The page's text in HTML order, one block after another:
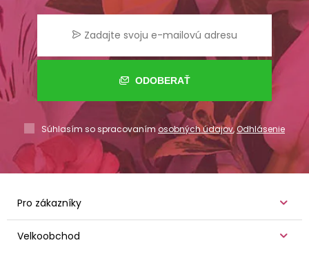
ODOBERAŤ
Súhlasím so spracovaním osobných údajov,Odhlásenie
Pro zákazníky
Velkoobchod